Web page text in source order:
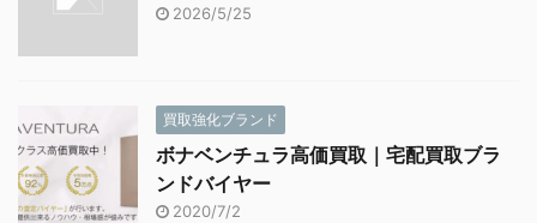
2026/5/25
買取強化ブランド
ボナベンチュラ高価買取｜宅配買取ブラ
ンドバイヤー
2020/7/2